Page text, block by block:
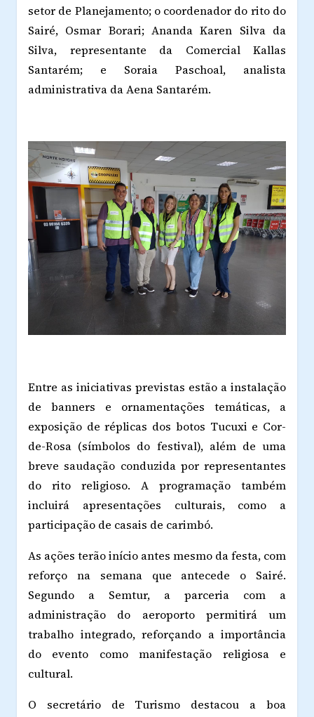
setor de Planejamento; o coordenador do rito do
Sairé, Osmar Borari; Ananda Karen Silva da
Silva, representante da Comercial Kallas
Santarém; e Soraia Paschoal, analista
administrativa da Aena Santarém.
Entre as iniciativas previstas estão a instalação
de banners e ornamentações temáticas, a
exposição de réplicas dos botos Tucuxi e Cor-
de-Rosa (símbolos do festival), além de uma
breve saudação conduzida por representantes
do rito religioso. A programação também
incluirá apresentações culturais, como a
participação de casais de carimbó.
As ações terão início antes mesmo da festa, com
reforço na semana que antecede o Sairé.
Segundo a Semtur, a parceria com a
administração do aeroporto permitirá um
trabalho integrado, reforçando a importância
do evento como manifestação religiosa e
cultural.
O secretário de Turismo destacou a boa